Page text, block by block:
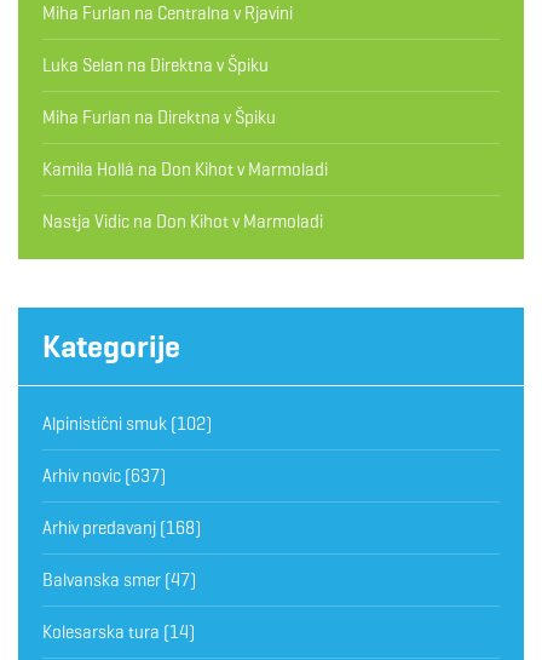
Miha Furlan na Centralna v Rjavini
Luka Selan na Direktna v Špiku
Miha Furlan na Direktna v Špiku
Kamila Hollá na Don Kihot v Marmoladi
Nastja Vidic na Don Kihot v Marmoladi
Kategorije
Alpinistični smuk (102)
Arhiv novic (637)
Arhiv predavanj (168)
Balvanska smer (47)
Kolesarska tura (14)